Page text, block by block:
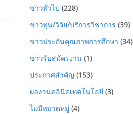
ข่าวทั่วไป (228)
ข่าวทุน/วิจัย/บริการวิชาการ (39)
ข่าวประกันคุณภาพการศึกษา (34)
ข่าวรับสมัครงาน (1)
ประกาศสำคัญ (153)
ผลงานคลินิคเทคโนโลยี (3)
ไม่มีหมวดหมู่ (4)